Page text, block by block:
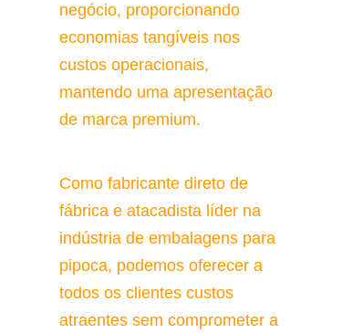
negócio, proporcionando
economias tangíveis nos
custos operacionais,
mantendo uma apresentação
de marca premium.
Como fabricante direto de
fábrica e atacadista líder na
indústria de embalagens para
pipoca, podemos oferecer a
todos os clientes custos
atraentes sem comprometer a